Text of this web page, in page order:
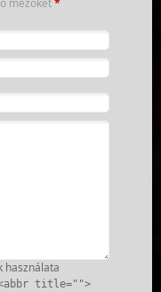
mezőket*
használata
title="">